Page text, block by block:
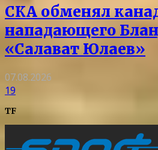
СКА обменял
нападающего
«Салават Юлаев»
07.08.2026
19
TF